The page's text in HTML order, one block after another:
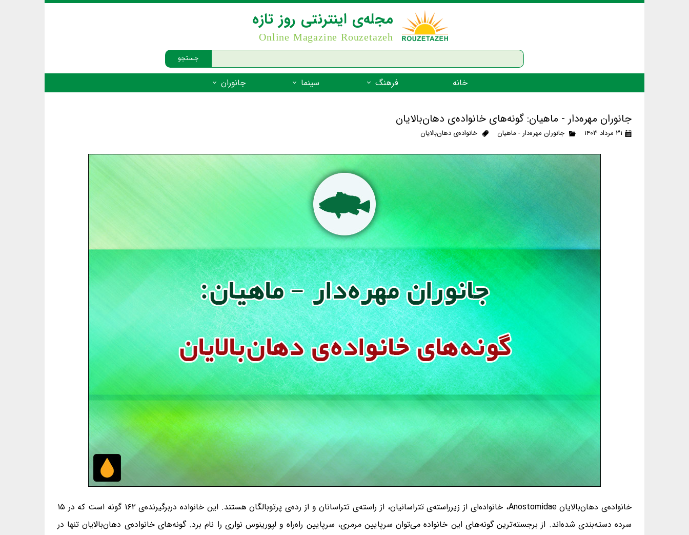
جستجو
مجله‌ی اینترنتی روز تازه
Online Magazine Rouzetazeh
خانه فرهنگ
شعر فارسی
زندگینامه‌ی بزرگان
گفتاورد
سینما جانوران
جانوران مهره‌دار - دوزیستان
جانوران مهره‌دار - ماهیان: گونه‌های خانواده‌ی دهان‌بالایان
۳۱ مرداد ۱۴۰۳ جانوران مهره‌دار - ماهیان خانواده‌ی دهان‌بالایان
خانواده‌ی دهان‌بالایان Anostomidae، خانواده‌ای از زیرراسته‌ی تتراسانیان، از راسته‌ی تتراسانان و از رده‌ی پرتوبالگان هستند. این خانواده دربرگیرنده‌ی ۱۶۲ گونه است که در ۱۵
سرده دسته‌بندی شده‌اند. از برجسته‌ترین گونه‌های این خانواده می‌توان سرپایین مرمری، سرپایین راه‌راه و لپورینوس نواری را نام برد. گونه‌های خانواده‌ی دهان‌بالایان تنها در